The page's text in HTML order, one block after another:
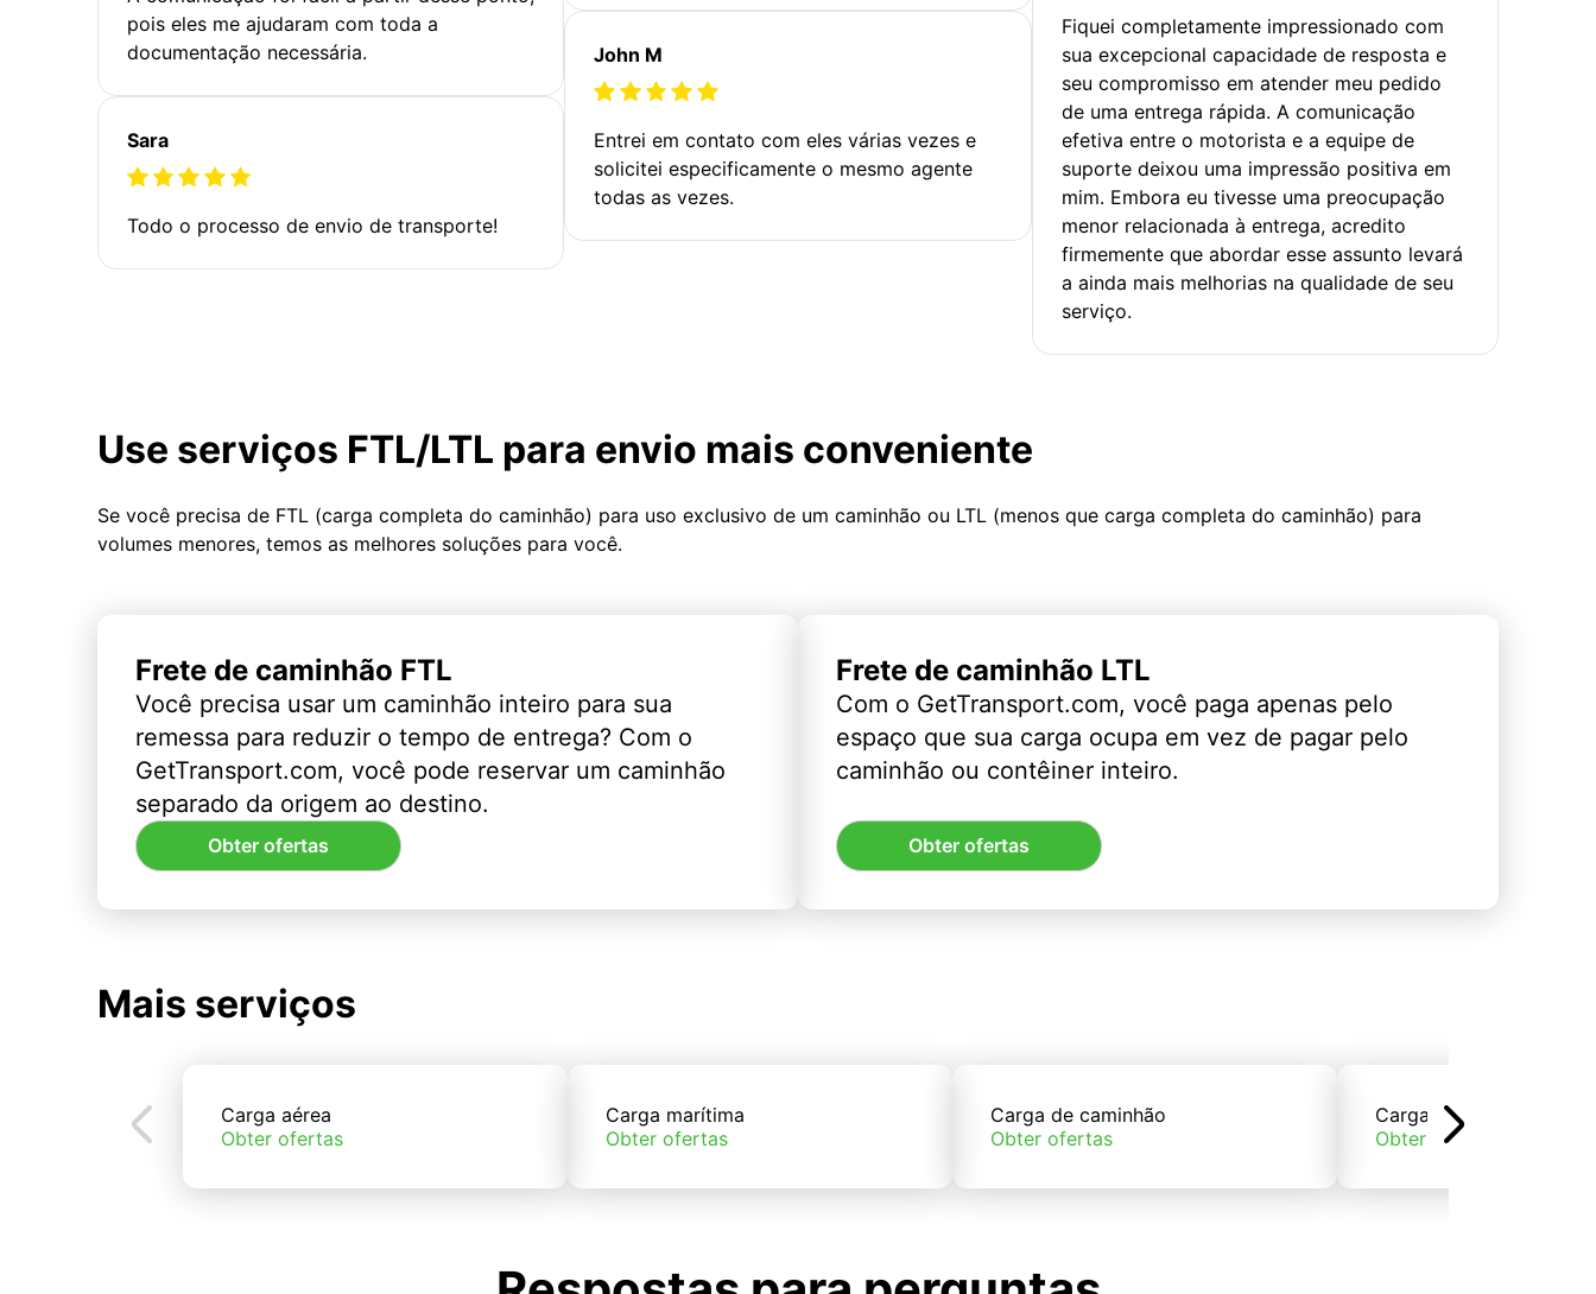
pois eles me ajudaram com toda a
documentação necessária.
Sara
Todo o processo de envio de transporte!
John M
Entrei em contato com eles várias vezes e
solicitei especificamente o mesmo agente
todas as vezes.
Fiquei completamente impressionado com
sua excepcional capacidade de resposta e
seu compromisso em atender meu pedido
de uma entrega rápida. A comunicação
efetiva entre o motorista e a equipe de
suporte deixou uma impressão positiva em
mim. Embora eu tivesse uma preocupação
menor relacionada à entrega, acredito
firmemente que abordar esse assunto levará
a ainda mais melhorias na qualidade de seu
serviço.
Use serviços FTL/LTL para envio mais conveniente
Se você precisa de FTL (carga completa do caminhão) para uso exclusivo de um caminhão ou LTL (menos que carga completa do caminhão) para
volumes menores, temos as melhores soluções para você.
Frete de caminhão FTL
Você precisa usar um caminhão inteiro para sua
remessa para reduzir o tempo de entrega? Com o
GetTransport.com, você pode reservar um caminhão
separado da origem ao destino.
Obter ofertas
Frete de caminhão LTL
Com o GetTransport.com, você paga apenas pelo
espaço que sua carga ocupa em vez de pagar pelo
caminhão ou contêiner inteiro.
Obter ofertas
Mais serviços
Carga aérea
Obter ofertas
Carga marítima
Obter ofertas
Carga de caminhão
Obter ofertas
Carga de trem
Obter ofertas